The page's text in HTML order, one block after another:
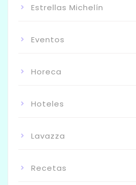
Estrellas Michelín
Eventos
Horeca
Hoteles
Lavazza
Recetas